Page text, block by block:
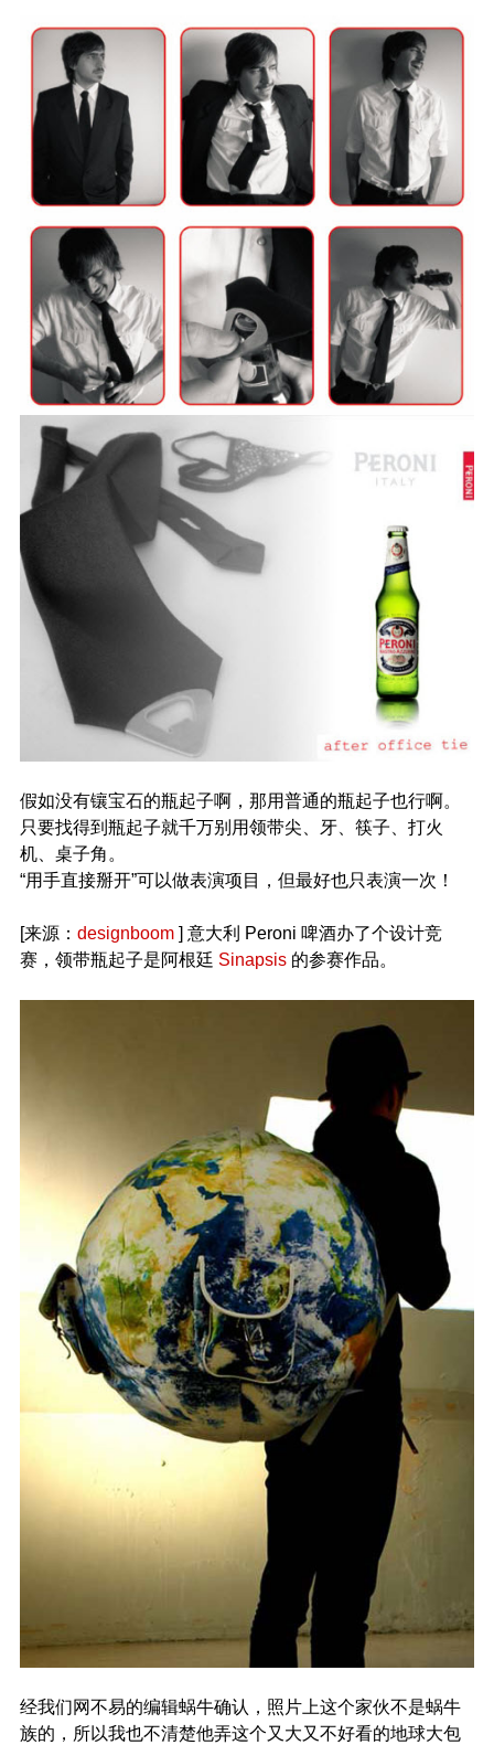
假如没有镶宝石的瓶起子啊，那用普通的瓶起子也行啊。
只要找得到瓶起子就千万别用领带尖、牙、筷子、打火
机、桌子角。
“用手直接掰开”可以做表演项目，但最好也只表演一次！
[来源： designboom] 意大利 Peroni 啤酒办了个设计竞
赛，领带瓶起子是阿根廷 Sinapsis的参赛作品。
经我们网不易的编辑蜗牛确认，照片上这个家伙不是蜗牛
族的，所以我也不清楚他弄这个又大又不好看的地球大包